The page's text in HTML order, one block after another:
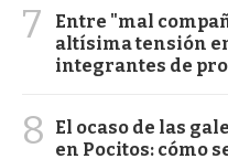
7
Entre "mal
altísima tensión
integrantes de
8
El ocaso de las
en Pocitos: cómo